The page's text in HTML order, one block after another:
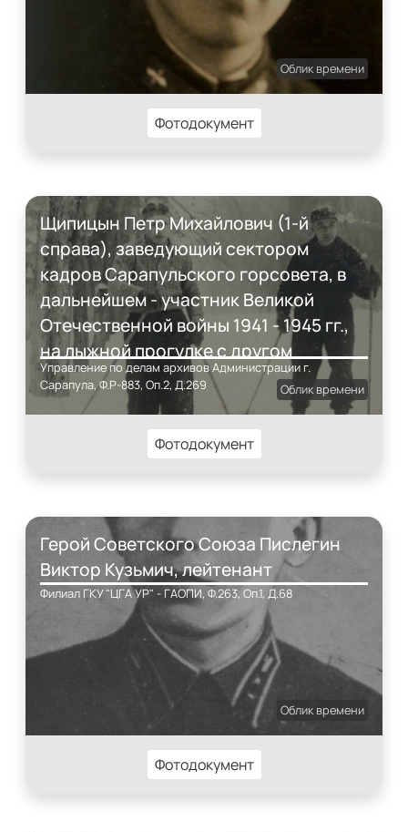
Облик времени
Фотодокумент
Щипицын Петр Михайлович (1-й
справа), заведующий сектором
кадров Сарапульского горсовета, в
дальнейшем - участник Великой
Отечественной войны 1941 - 1945 гг.,
на лыжной прогулке с другом
[Николаем Кирьяновым]
Управление по делам архивов Администрации г.
Сарапула, Ф.Р-883, Оп.2, Д.269
Облик времени
Фотодокумент
Герой Советского Союза Пислегин
Виктор Кузьмич, лейтенант
Филиал ГКУ "ЦГА УР" - ГАОПИ, Ф.263, Оп.1, Д.68
Облик времени
Фотодокумент